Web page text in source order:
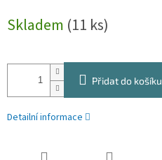
cena:
Skladem (11 ks)
Přidat do košíku
Detailní informace